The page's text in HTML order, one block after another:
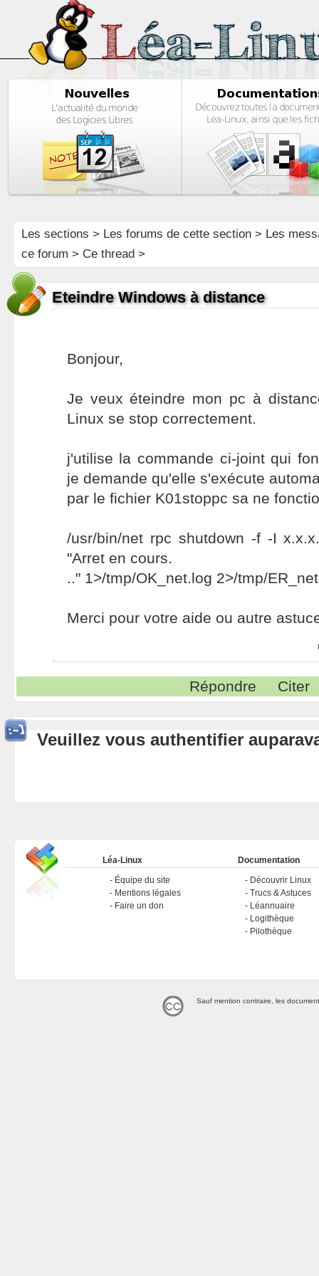
Les sections > Les forums de cette section> Les
ce forum > Ce thread >
Eteindre Windows à distance
Bonjour,
Je veux éteindre mon pc à
Linux se stop correctement.
j'utilise la commande ci-joint qui
je demande qu'elle s'exécute
par le fichier K01stoppc sa ne
/usr/bin/net rpc shutdown -f -I
"Arret en cours.
.." 1>/tmp/OK_net.log 2>/tmp/
Merci pour votre aide ou autre
Répondre Citer
Veuillez vous authentifier
Léa-Linux
Équipe du site
Mentions légales
Faire un don
Documentation
Découvrir Linux
Trucs & Astuces
Léannuaire
Logithèque
Pilothèque
Sauf mention contraire, les